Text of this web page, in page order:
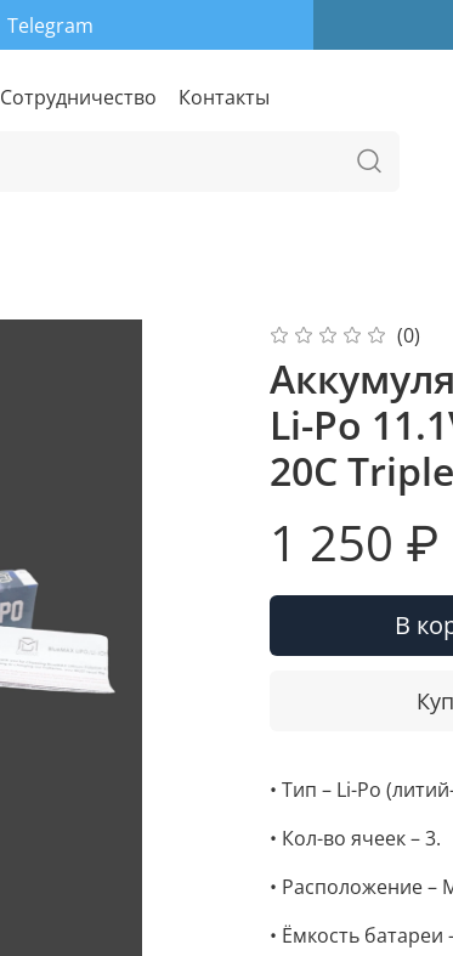
Telegram
Сотрудничество Контакты
(0)
Li-Po
20C
1 250 ₽
В
• Тип – Li-Po
• Кол-во ячеек – 3.
• Расположение –
• Ёмкость батареи